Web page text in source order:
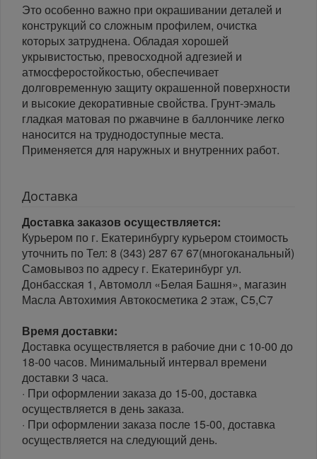
Это особенно важно при окрашивании деталей и
конструкций со сложным профилем, очистка
которых затруднена. Обладая хорошей
укрывистостью, превосходной адгезией и
атмосферостойкостью, обеспечивает
долговременную защиту окрашенной поверхности
и высокие декоративные свойства. Грунт-эмаль
гладкая матовая по ржавчине в баллончике легко
наносится на труднодоступные места.
Применяется для наружных и внутренних работ.
Доставка
Доставка заказов осуществляется:
Курьером по г. Екатеринбургу курьером стоимость
уточнить по Тел: 8 (343) 287 67 67(многоканальный)
Самовывоз по адресу г. Екатеринбург ул.
Донбасская 1, Автомолл «Белая Башня», магазин
Масла Автохимия Автокосметика 2 этаж, С5,С7
Время доставки:
Доставка осуществляется в рабочие дни с 10-00 до
18-00 часов. Минимальный интервал времени
доставки 3 часа.
· При оформлении заказа до 15-00, доставка
осуществляется в день заказа.
· При оформлении заказа после 15-00, доставка
осуществляется на следующий день.